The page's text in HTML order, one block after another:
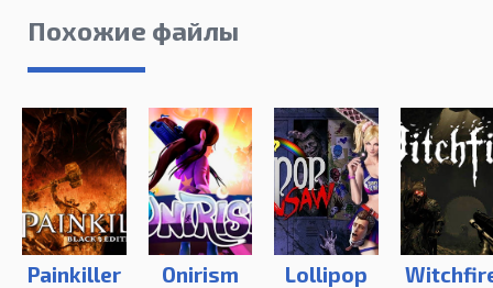
Похожие файлы
Painkiller
Onirism
Lollipop